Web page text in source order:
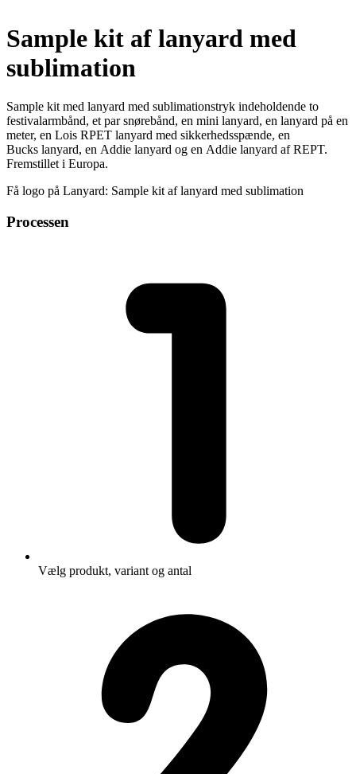
Sample kit af lanyard med
sublimation
Sample kit med lanyard med sublimationstryk indeholdende to
festivalarmbånd, et par snørebånd, en mini lanyard, en lanyard på en
meter, en Lois RPET lanyard med sikkerhedsspænde, en
Bucks lanyard, en Addie lanyard og en Addie lanyard af REPT.
Fremstillet i Europa.
Få logo på Lanyard: Sample kit af lanyard med sublimation
Processen
Vælg produkt, variant og antal